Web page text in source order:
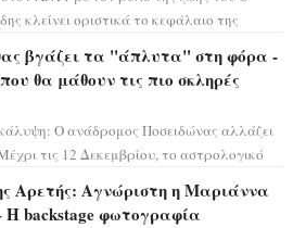
κλείνει οριστικά το κεφάλαιο της
βγάζει τα "άπλυτα" στη φόρα -
θα μάθουν τις πιο σκληρές
Ο ανάδρομος Ποσειδώνας αλλάζει
τις 12 Δεκεμβρίου, το αστρολογικό
Αρετής: Αγνώριστη η Μαριάννα
backstage φωτογραφία